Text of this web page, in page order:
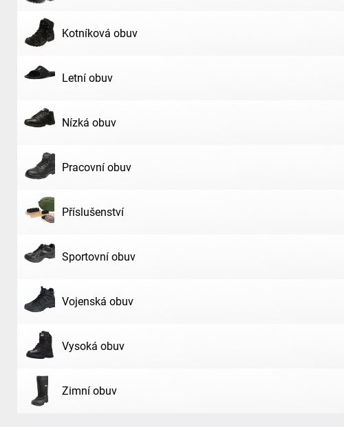
Kotníková obuv
Letní obuv
Nízká obuv
Pracovní obuv
Příslušenství
Sportovní obuv
Vojenská obuv
Vysoká obuv
Zimní obuv